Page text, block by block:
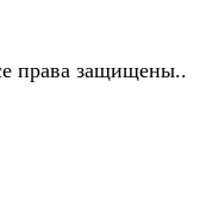
права защищены..